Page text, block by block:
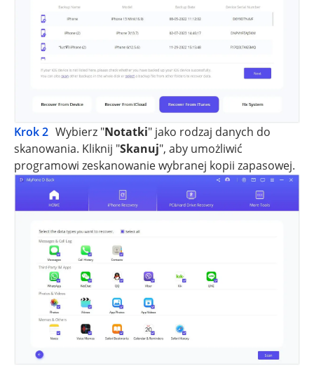
Krok 2 Wybierz "Notatki" jako rodzaj danych do
skanowania. Kliknij "Skanuj", aby umożliwić
programowi zeskanowanie wybranej kopii zapasowej.